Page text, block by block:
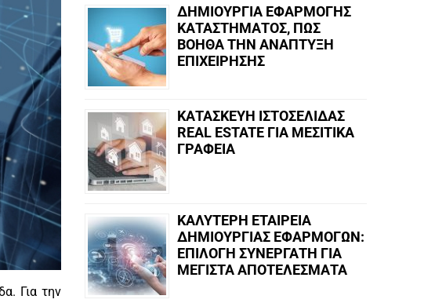
Για την
ΔΗΜΙΟΥΡΓΙΑ ΕΦΑΡΜΟΓΗΣ
ΚΑΤΑΣΤΗΜΑΤΟΣ, ΠΩΣ
ΒΟΗΘΑ ΤΗΝ ΑΝΑΠΤΥΞΗ
ΕΠΙΧΕΙΡΗΣΗΣ
ΚΑΤΑΣΚΕΥΗ ΙΣΤΟΣΕΛΙΔΑΣ
REAL ESTATE ΓΙΑ ΜΕΣΙΤΙΚΑ
ΓΡΑΦΕΙΑ
ΚΑΛΥΤΕΡΗ ΕΤΑΙΡΕΙΑ
ΔΗΜΙΟΥΡΓΙΑΣ ΕΦΑΡΜΟΓΩΝ:
ΕΠΙΛΟΓΗ ΣΥΝΕΡΓΑΤΗ ΓΙΑ
ΜΕΓΙΣΤΑ ΑΠΟΤΕΛΕΣΜΑΤΑ